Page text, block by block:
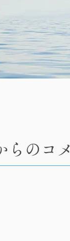
らのコ